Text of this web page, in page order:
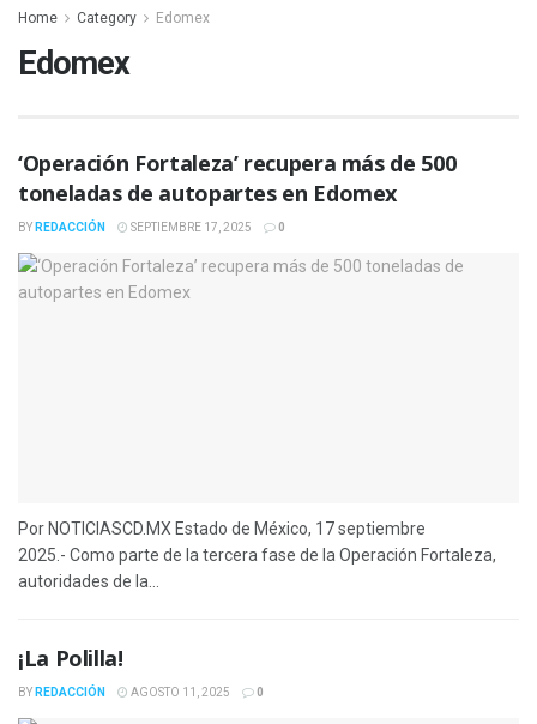
Home Category Edomex
Edomex
‘Operación Fortaleza’ recupera más de 500
toneladas de autopartes en Edomex
BY REDACCIÓN SEPTIEMBRE 17, 2025 0
Por NOTICIASCD.MX Estado de México, 17 septiembre
2025.- Como parte de la tercera fase de la Operación Fortaleza,
autoridades de la...
¡La Polilla!
BY REDACCIÓN AGOSTO 11, 2025 0